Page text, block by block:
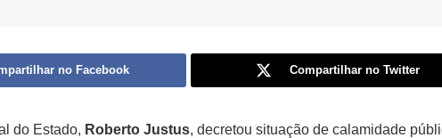
no Facebook Compartilhar no Twitter
do Estado, Roberto Justus, decretou situação de calamidade